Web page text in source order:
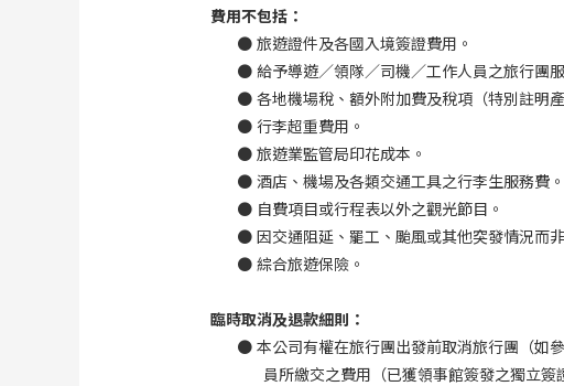
費用不包括：
● 旅遊證件及各國入境簽證費用。
● 給予導遊／領隊／司機／工作人員之旅行團
● 各地機場稅、額外附加費及稅項（特別註明
● 行李超重費用。
● 旅遊業監管局印花成本。
● 酒店、機場及各類交通工具之行李生服務費。
● 自費項目或行程表以外之觀光節目。
● 因交通阻延、罷工、颱風或其他突發情況而
● 綜合旅遊保險。
臨時取消及退款細則：
● 本公司有權在旅行團出發前取消旅行團（如
員所繳交之費用（已獲領事館簽發之獨立